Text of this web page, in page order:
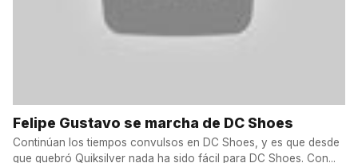
Felipe Gustavo se marcha de DC Shoes
Continúan los tiempos convulsos en DC Shoes, y es que desde
que quebró Quiksilver nada ha sido fácil para DC Shoes. Con...